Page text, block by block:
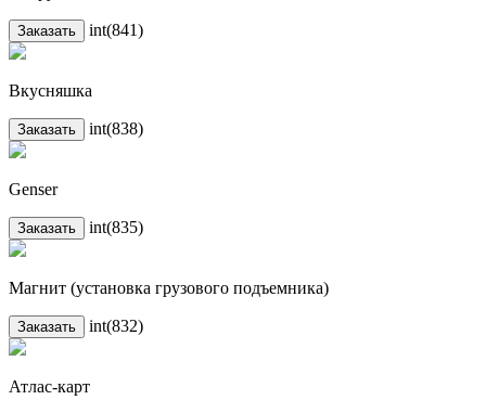
Заказать int(841)
Вкусняшка
Заказать int(838)
Genser
Заказать int(835)
Магнит (установка грузового подъемника)
Заказать int(832)
Атлас-карт